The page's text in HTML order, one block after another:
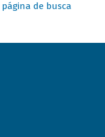
página de busca